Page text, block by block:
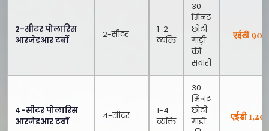
2-सीटर पोलारिस
आरजेडआर टर्बो
2-सीटर
1-2
व्यक्ति
30
मिनट
छोटी
गाड़ी
की
सवारी
एईडी 900
4-सीटर पोलारिस
आरजेडआर टर्बो
4-सीटर
1-4
व्यक्ति
30
मिनट
छोटी
गाड़ी
एईडी